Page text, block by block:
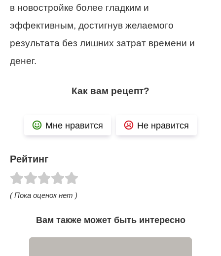
в новостройке более гладким и
эффективным, достигнув желаемого
результата без лишних затрат времени и
денег.
Как вам рецепт?
Мне нравится Не нравится
Рейтинг
( Пока оценок нет )
Вам также может быть интересно